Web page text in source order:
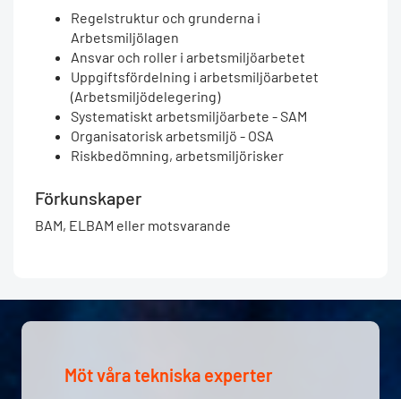
Regelstruktur och grunderna i
Arbetsmiljölagen
Ansvar och roller i arbetsmiljöarbetet
Uppgiftsfördelning i arbetsmiljöarbetet
(Arbetsmiljödelegering)
Systematiskt arbetsmiljöarbete - SAM
Organisatorisk arbetsmiljö - OSA
Riskbedömning, arbetsmiljörisker
Förkunskaper
BAM, ELBAM eller motsvarande
Möt våra tekniska experter